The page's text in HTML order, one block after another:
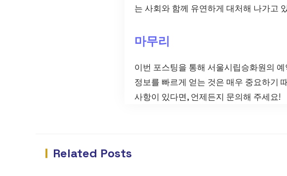
는 사회와 함께 유연하게 대처해 나가고
마무리
이번 포스팅을 통해 서울시립승화원의
정보를 빠르게 얻는 것은 매우 중요하기
사항이 있다면, 언제든지 문의해 주세요!
Related Posts